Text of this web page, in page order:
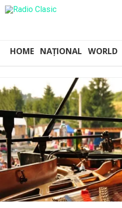
HOME NAȚIONAL WORLD